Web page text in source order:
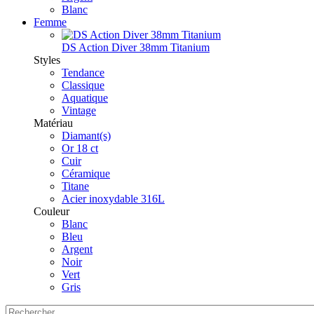
Blanc
Femme
DS Action Diver 38mm Titanium
Styles
Tendance
Classique
Aquatique
Vintage
Matériau
Diamant(s)
Or 18 ct
Cuir
Céramique
Titane
Acier inoxydable 316L
Couleur
Blanc
Bleu
Argent
Noir
Vert
Gris